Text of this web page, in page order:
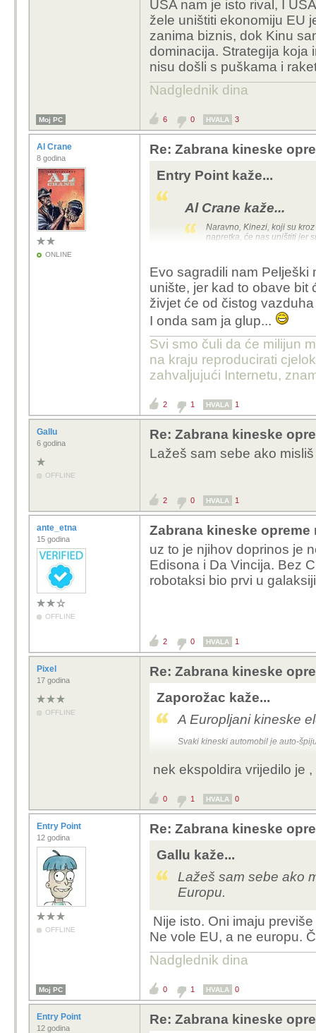
USA nam je isto rival, I
žele uništiti ekonomiju EU
zanima biznis, dok Kinu
dominacija. Strategija koja
nisu došli s puškama i
Nadglednik dina
Moj PC 6 0 HVALA 3
Al Crane
8 godina
ONLINE
Re: Zabrana kineske
Entry Point kaže...
Al Crane kaže...
Naravno, Kinezi, koji su
napretka, će nas uništiti jer
Naravno da žele
ekonomiju kako bi ju
kojem komunističkom
neprijatelj, ništa
nema o geopolitici i
entitet, ali ne žele
i prvenstveno ih
gospodarska
tisućama godina. To
Evo sagradili nam Pelješki
unište, jer kad to obave bit
živjet će od čistog
I onda sam ja glup...
Svi smo čuli da će milijun
na kraju reproducirati
zahvaljujući Internetu,
2 1 HVALA 1
Gallu
6 godina
OFFLINE
Re: Zabrana kineske
Lažeš sam sebe ako
2 0 HVALA 1
ante_etna
15 godina
OFFLINE
Zabrana kineske
uz to je njihov doprinos je
Edisona i Da Vincija. Bez
robotaksi bio prvi u
2 0 HVALA 1
Pixel
17 godina
OFFLINE
Re: Zabrana kineske
Zaporožac kaže...
A Europljani kineske
Svaki kineski automobil je auto-
nek ekspoldira vrijedilo je
0 1 HVALA 0
Entry Point
12 godina
OFFLINE
Re: Zabrana kineske
Gallu kaže...
Lažeš sam sebe ako
Europu.
Nije isto. Oni imaju
Ne vole EU, a ne europu.
Nadglednik dina
Moj PC 0 1 HVALA 0
Entry Point
12 godina
Re: Zabrana kineske